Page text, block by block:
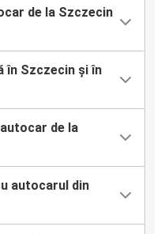
de la Szczecin
în Szczecin și în
de la
autocarul din